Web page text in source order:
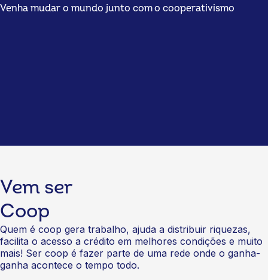
Venha mudar o mundo junto com o cooperativismo
Vem ser
Coop
Quem é coop gera trabalho, ajuda a distribuir riquezas,
facilita o acesso a crédito em melhores condições e muito
mais! Ser coop é fazer parte de uma rede onde o ganha-
ganha acontece o tempo todo.